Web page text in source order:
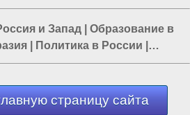
и Запад
Образование в
Политика в России
России
страницу сайта